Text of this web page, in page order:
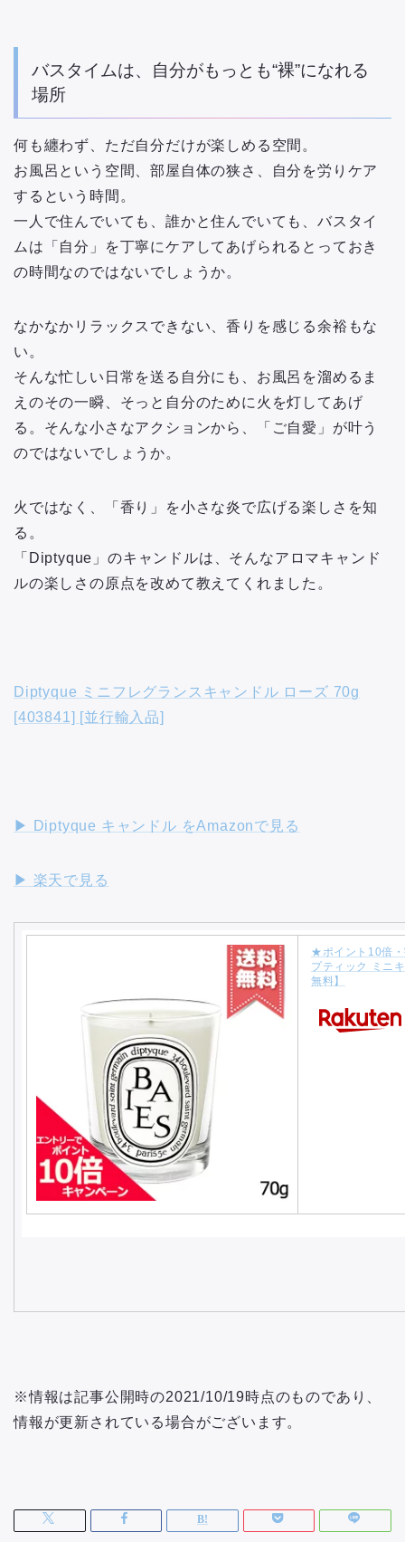
バスタイムは、自分がもっとも“裸”になれる
場所
何も纏わず、ただ自分だけが楽しめる空間。
お風呂という空間、部屋自体の狭さ、自分を労りケア
するという時間。
一人で住んでいても、誰かと住んでいても、バスタイ
ムは「自分」を丁寧にケアしてあげられるとっておき
の時間なのではないでしょうか。
なかなかリラックスできない、香りを感じる余裕もな
い。
そんな忙しい日常を送る自分にも、お風呂を溜めるま
えのその一瞬、そっと自分のために火を灯してあげ
る。そんな小さなアクションから、「ご自愛」が叶う
のではないでしょうか。
火ではなく、「香り」を小さな炎で広げる楽しさを知
る。
「Diptyque」のキャンドルは、そんなアロマキャンド
ルの楽しさの原点を改めて教えてくれました。
Diptyque ミニフレグランスキャンドル ローズ 70g
[403841] [並行輸入品]
▶︎ Diptyque キャンドル をAmazonで見る
▶︎ 楽天で見る
★ポイント10倍
プティック ミニ
無料】
※情報は記事公開時の2021/10/19時点のものであり、
情報が更新されている場合がございます。